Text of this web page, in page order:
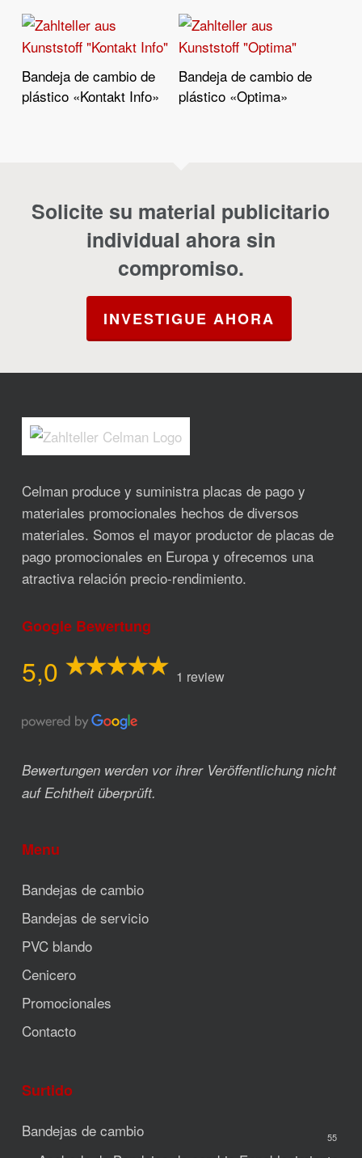
Leer Más
Bandeja de cambio de
plástico «Kontakt Info»
Leer Más
Bandeja de cambio de
plástico «Optima»
Solicite su material publicitario
individual ahora sin
compromiso.
INVESTIGUE AHORA
Celman produce y suministra placas de pago y
materiales promocionales hechos de diversos
materiales. Somos el mayor productor de placas de
pago promocionales en Europa y ofrecemos una
atractiva relación precio-rendimiento.
Google Bewertung
5,0 1 review
Bewertungen werden vor ihrer Veröffentlichung nicht
auf Echtheit überprüft.
Menu
Bandejas de cambio
Bandejas de servicio
PVC blando
Cenicero
Promocionales
Contacto
Surtido
Bandejas de cambio 55